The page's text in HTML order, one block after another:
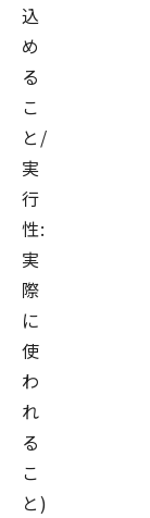
込
め
る
こ
と/
実
行
性:
実
際
に
使
わ
れ
る
こ
と)